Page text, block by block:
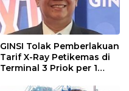
GINSI Tolak Pemberlakuan
Tarif X-Ray Petikemas di
Terminal 3 Priok per 1